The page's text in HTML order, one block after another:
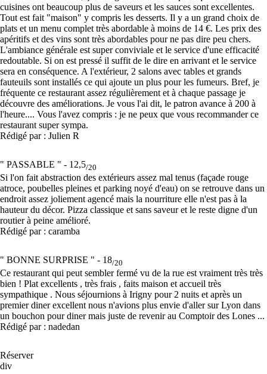
cuisines ont beaucoup plus de saveurs et les sauces sont excellentes.
Tout est fait "maison" y compris les desserts. Il y a un grand choix de
plats et un menu complet très abordable à moins de 14 €. Les prix des
apéritifs et des vins sont très abordables pour ne pas dire peu chers.
L'ambiance générale est super conviviale et le service d'une efficacité
redoutable. Si on est pressé il suffit de le dire en arrivant et le service
sera en conséquence. A l'extérieur, 2 salons avec tables et grands
fauteuils sont installés ce qui ajoute un plus pour les fumeurs. Bref, je
fréquente ce restaurant assez régulièrement et à chaque passage je
découvre des améliorations. Je vous l'ai dit, le patron avance à 200 à
l'heure.... Vous l'avez compris : je ne peux que vous recommander ce
restaurant super sympa.
Rédigé par : Julien R
" PASSABLE " - 12,5/20
Si l'on fait abstraction des extérieurs assez mal tenus (façade rouge
atroce, poubelles pleines et parking noyé d'eau) on se retrouve dans un
endroit assez joliement agencé mais la nourriture elle n'est pas à la
hauteur du décor. Pizza classique et sans saveur et le reste digne d'un
routier à peine amélioré.
Rédigé par : caramba
" BONNE SURPRISE " - 18/20
Ce restaurant qui peut sembler fermé vu de la rue est vraiment très très
bien ! Plat excellents , très frais , faits maison et accueil très
sympathique . Nous séjournions à Irigny pour 2 nuits et après un
premier diner excellent nous n'avions plus envie d'aller sur Lyon dans
un bouchon pour diner mais juste de revenir au Comptoir des Lones ...
Rédigé par : nadedan
Réserver
div